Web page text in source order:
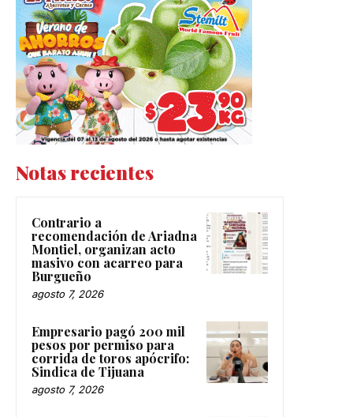
Notas recientes
Contrario a
recomendación de Ariadna
Montiel, organizan acto
masivo con acarreo para
Burgueño
agosto 7, 2026
Empresario pagó 200 mil
pesos por permiso para
corrida de toros apócrifo:
Sindica de Tijuana
agosto 7, 2026